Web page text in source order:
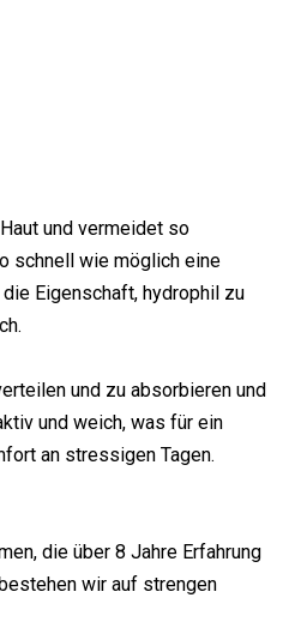
und vermeidet so
schnell wie möglich eine
Eigenschaft, hydrophil zu
und zu absorbieren und
und weich, was für ein
an stressigen Tagen.
die über 8 Jahre Erfahrung
wir auf strengen